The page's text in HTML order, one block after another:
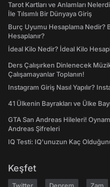
Tarot Kartları ve Anlamları
İle Tılsımlı Bir Dünyaya Giriş
Burç Uyumu Hesaplama Nedir?
Hesaplanır?
İdeal Kilo Nedir? İdeal Kilo
Ders Çalışırken Dinlenecek
Çalışamayanlar Toplanın!
Instagram Giriş Nasıl Yapılır?
41 Ülkenin Bayrakları ve Ülke
GTA San Andreas Hileleri!
Andreas Şifreleri
IQ Testi: IQ'unuzun Kaç
Keşfet